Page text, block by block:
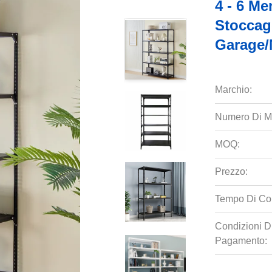
4 - 6
Marchio:
Numero Di
MOQ:
Prezzo:
Tempo Di
Condizioni
Pagamento: